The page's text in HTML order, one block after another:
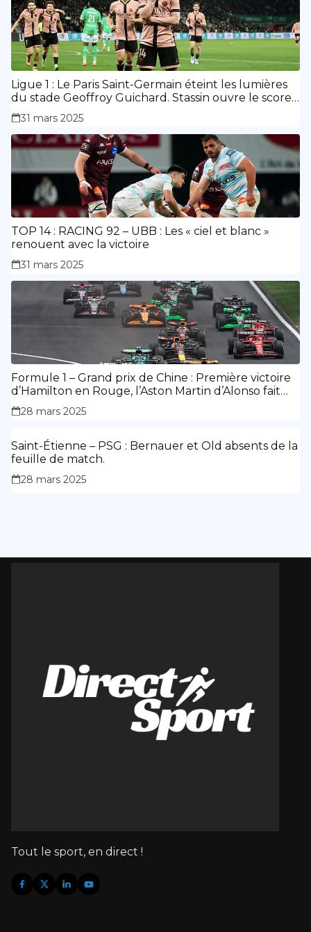
Ligue 1 : Le Paris Saint-Germain éteint les lumières
du stade Geoffroy Guichard. Stassin ouvre le score,
doublé de Doué.
31 mars 2025
TOP 14 : RACING 92 – UBB : Les « ciel et blanc »
renouent avec la victoire
31 mars 2025
Formule 1 – Grand prix de Chine : Première victoire
d’Hamilton en Rouge, l’Aston Martin d’Alonso fait
des siennes.
28 mars 2025
Saint-Étienne – PSG : Bernauer et Old absents de la
feuille de match.
28 mars 2025
Tout le sport, en direct !